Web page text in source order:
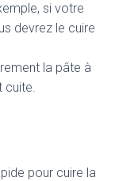
si votre
devrez le cuire
la pâte à
cuite.
pour cuire la